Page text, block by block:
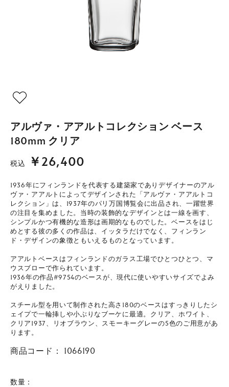
アルヴァ・アアルトコレクション ベース
180mm クリア
税込 ￥26,400
1936年にフィンランドを代表する建築家でありデザイナーのアル
ヴァ・アアルトによってデザインされた「アルヴァ・アアルトコ
レクション」は、1937年のパリ万国博覧会に出品され、一躍世界
の注目を集めました。当時の装飾的なデザインとは一線を画す、
シンプルかつ有機的な造形は画期的なものでした。ベースをはじ
めとする彼の多くの作品は、イッタラだけでなく、フィンラン
ド・デザインの象徴ともいえるものとなっています。
アアルトベースはフィンランドのガラス工場でひとつひとつ、マ
ウスブローで作られています。
1936年の作品#9754のベースが、現代に使いやすいサイズでよみ
がえりました。
スチール型を用いて制作された高さ180のベースはすっきりしたシ
ェイプで一輪挿しや小ぶりなブーケに最適。クリア、ホワイト、
クリア1937、リオブラウン、スモーキーグレーの5色のご用意があ
ります。
商品コード： 1066190
数量：